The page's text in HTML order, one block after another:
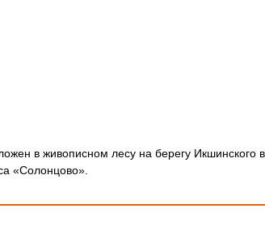
в живописном лесу на берегу Икшинского
«Солонцово».